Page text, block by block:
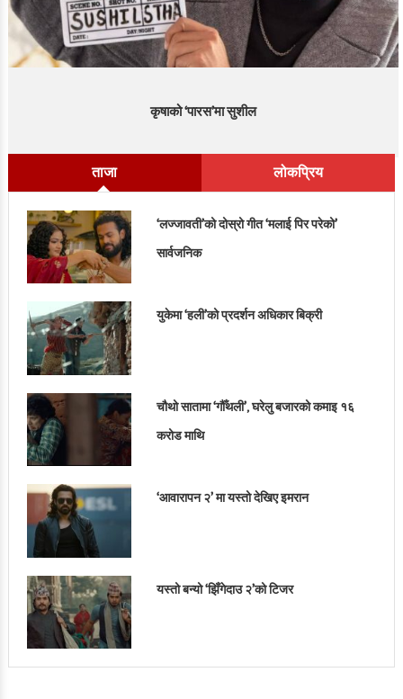
कृषाको ‘पारस’मा सुशील
ताजा लोकप्रिय
‘लज्जावती’को दोस्रो गीत ‘मलाई पिर परेको’
सार्वजनिक
युकेमा ‘हली’को प्रदर्शन अधिकार बिक्री
चौथो सातामा ‘गौँथली’, घरेलु बजारको कमाइ १६
करोड माथि
‘आवारापन २’ मा यस्तो देखिए इमरान
यस्तो बन्यो ‘झिँगेदाउ २’को टिजर